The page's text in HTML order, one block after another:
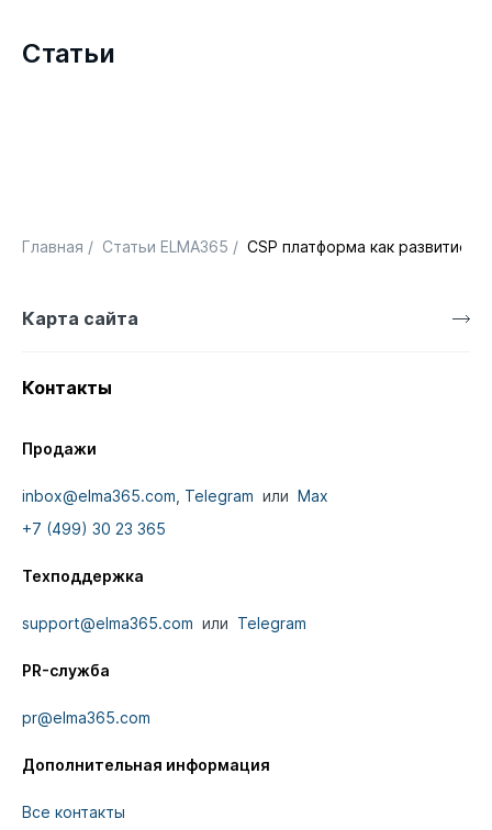
Статьи
Главная / Статьи ELMA365 / CSP платформа как развитие
Карта сайта
Контакты
Продажи
inbox@elma365.com Telegram или Max
+7 (499) 30 23 365
Техподдержка
support@elma365.com или Telegram
PR-служба
pr@elma365.com
Дополнительная информация
Все контакты